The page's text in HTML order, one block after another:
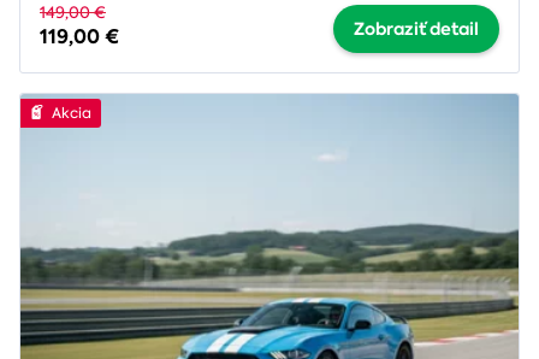
149,00 €
119,00 € Zobraziť detail
Akcia